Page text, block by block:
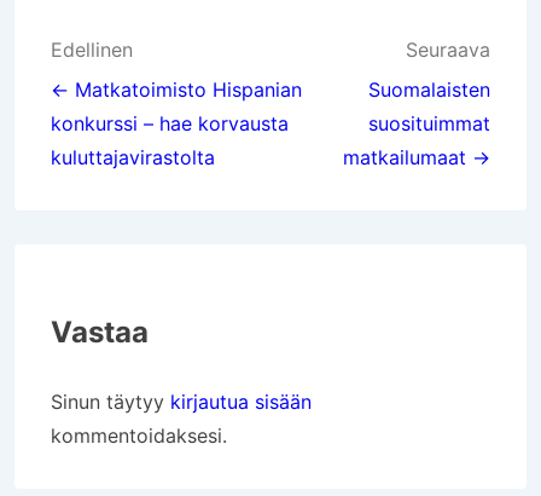
Artikkelien
selaus
Edellinen
← Matkatoimisto Hispanian
konkurssi – hae korvausta
kuluttajavirastolta
Seuraava
Suomalaisten
suosituimmat
matkailumaat →
Vastaa
Sinun täytyy kirjautua sisään
kommentoidaksesi.